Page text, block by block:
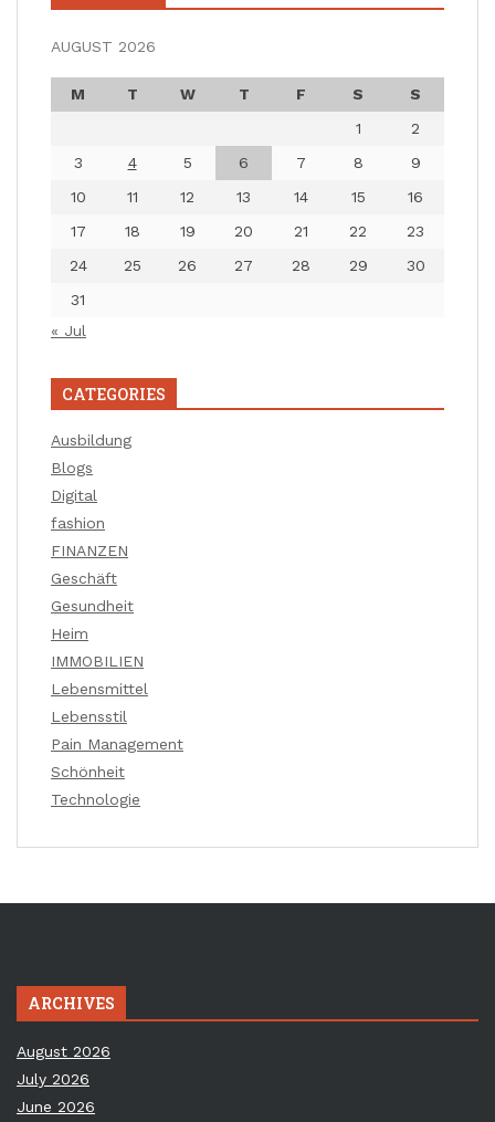
AUGUST 2026
M T W T F S
S
1
2
3
4 5 6 7 8
9
10
11 12 13 14 15
16
17
18 19 20 21 22
23
24
25 26 27 28 29
30
31
« Jul
CATEGORIES
Ausbildung
Blogs
Digital
fashion
FINANZEN
Geschäft
Gesundheit
Heim
IMMOBILIEN
Lebensmittel
Lebensstil
Pain Management
Schönheit
Technologie
ARCHIVES
August 2026
July 2026
June 2026